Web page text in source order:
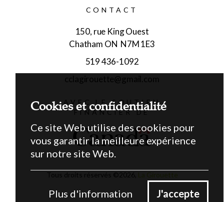
CONTACT
150, rue King Ouest
Chatham ON N7M 1E3
519 436-1092
cclagirouette@gmail.com
AVEC LE SOUTIEN
FINANCIER DE
Tous droits réservés © 2026, La Girouette
Cookies et confidentialité
Ce site Web utilise des cookies pour
vous garantir la meilleure expérience
sur notre site Web.
Plus d'information J'accepte